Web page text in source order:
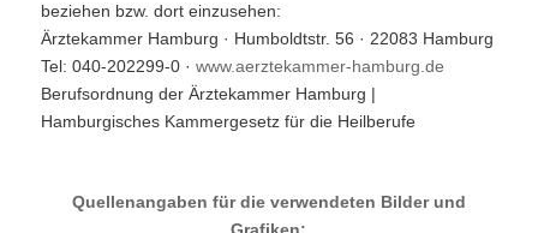
beziehen bzw. dort einzusehen:
Ärztekammer Hamburg · Humboldtstr. 56 · 22083 Hamburg
Tel: 040-202299-0 · www.aerztekammer-hamburg.de
Berufsordnung der Ärztekammer Hamburg |
Hamburgisches Kammergesetz für die Heilberufe
Quellenangaben für die verwendeten Bilder und